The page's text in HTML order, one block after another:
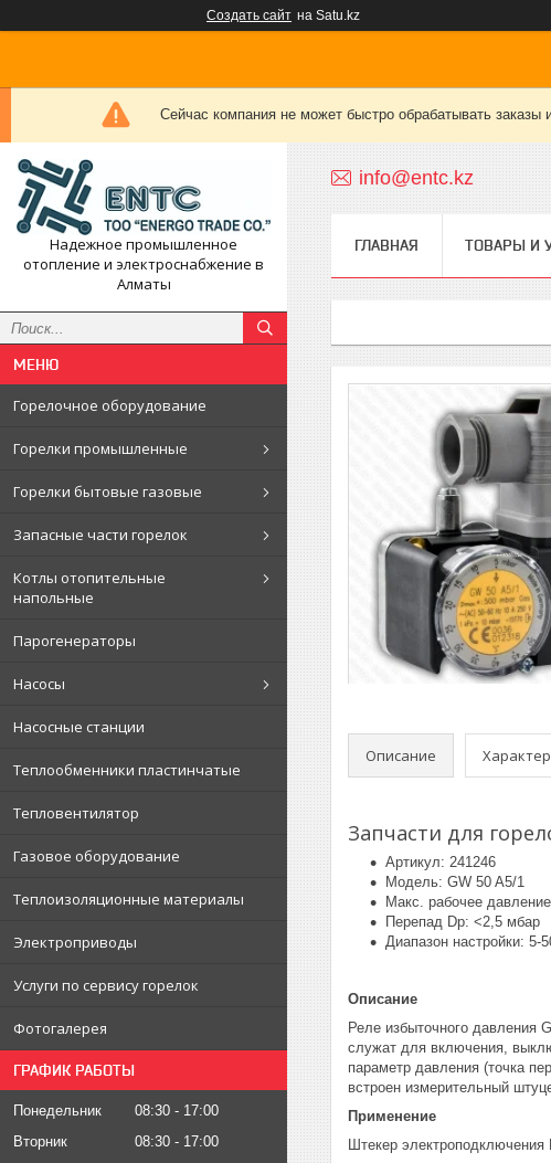
Создать сайт на Satu.kz
Сейчас компания не может быстро обрабатывать
Надежное промышленное
отопление и электроснабжение в
Алматы
Горелочное оборудование
Горелки промышленные
Горелки бытовые газовые
Запасные части горелок
Котлы отопительные
напольные
Парогенераторы
Насосы
Насосные станции
Теплообменники пластинчатые
Тепловентилятор
Газовое оборудование
Теплоизоляционные материалы
Электроприводы
Услуги по сервису горелок
Фотогалерея
ГРАФИК РАБОТЫ
Понедельник 08:30
17:00
Вторник
08:30
17:00
info@entc.kz
ГЛАВНАЯ ТОВАРЫ И
Описание
Запчасти для
Артикул: 241246
Модель: GW 50 A5/1
Макс. рабочее
Перепад Dp: <2,5 мбар
Диапазон настройки: 5-
Описание
Реле избыточного давления
служат для включения,
параметр давления (точка
встроен измерительный
Применение
Штекер электроподключения